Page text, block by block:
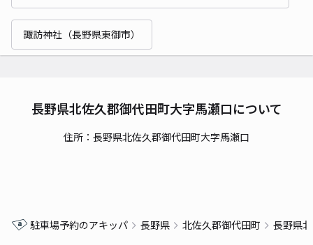
諏訪神社（長野県東御市）
長野県北佐久郡御代田町大字馬瀬口について
住所：長野県北佐久郡御代田町大字馬瀬口
駐車場予約のアキッパ 長野県 北佐久郡御代田町 長野県